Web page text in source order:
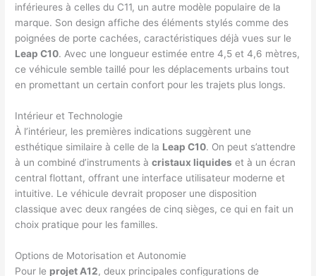
inférieures à celles du C11, un autre modèle populaire de la
marque. Son design affiche des éléments stylés comme des
poignées de porte cachées, caractéristiques déjà vues sur le
Leap C10. Avec une longueur estimée entre 4,5 et 4,6 mètres,
ce véhicule semble taillé pour les déplacements urbains tout
en promettant un certain confort pour les trajets plus longs.
Intérieur et Technologie
À l’intérieur, les premières indications suggèrent une
esthétique similaire à celle de la Leap C10. On peut s’attendre
à un combiné d’instruments àcristaux liquides et à un écran
central flottant, offrant une interface utilisateur moderne et
intuitive. Le véhicule devrait proposer une disposition
classique avec deux rangées de cinq sièges, ce qui en fait un
choix pratique pour les familles.
Options de Motorisation et Autonomie
Pour le projet A12, deux principales configurations de